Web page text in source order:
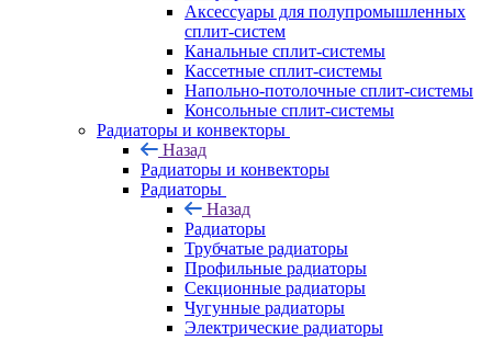
Аксессуары для полупромышленных
сплит-систем
Канальные сплит-системы
Кассетные сплит-системы
Напольно-потолочные сплит-системы
Консольные сплит-системы
Радиаторы и конвекторы
Назад
Радиаторы и конвекторы
Радиаторы
Назад
Радиаторы
Трубчатые радиаторы
Профильные радиаторы
Секционные радиаторы
Чугунные радиаторы
Электрические радиаторы